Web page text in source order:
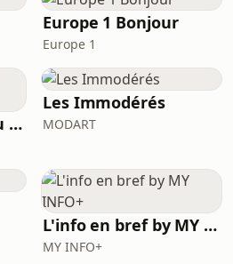
Europe 1 Bonjour
Europe 1
Tous les cinémas du monde
Les Immodérés
MODART
L'info en bref by MY INFO+
MY INFO+